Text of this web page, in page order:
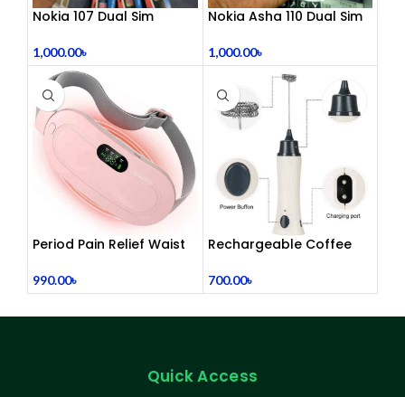
Nokia 107 Dual Sim
1,000.00৳
Nokia Asha 110 Dual Sim
1,000.00৳
Period Pain Relief Waist
990.00৳
Rechargeable Coffee
Foamer.
700.00৳
Quick Access